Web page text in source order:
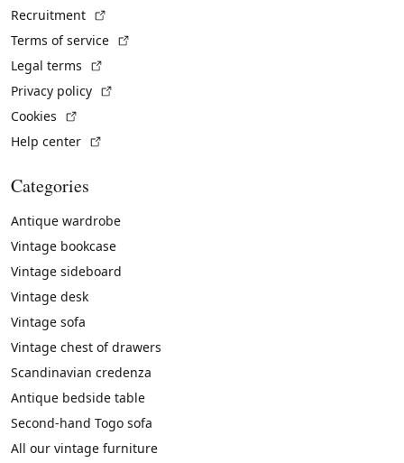
Recruitment
Terms of service
Legal terms
Privacy policy
Cookies
Help center
Categories
Antique wardrobe
Vintage bookcase
Vintage sideboard
Vintage desk
Vintage sofa
Vintage chest of drawers
Scandinavian credenza
Antique bedside table
Second-hand Togo sofa
All our vintage furniture